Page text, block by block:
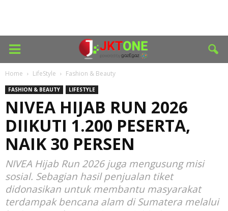
Home LifeStyle Fashion & Beauty
FASHION & BEAUTY LIFESTYLE
NIVEA HIJAB RUN 2026
DIIKUTI 1.200 PESERTA,
NAIK 30 PERSEN
NIVEA Hijab Run 2026 juga mengusung misi
sosial. Sebagian hasil penjualan tiket
didonasikan untuk membantu masyarakat
terdampak bencana alam di Sumatera melalui